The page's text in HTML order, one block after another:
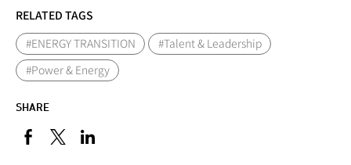
RELATED TAGS
SHARE
#ENERGY TRANSITION
#Talent & Leadership
#Power & Energy